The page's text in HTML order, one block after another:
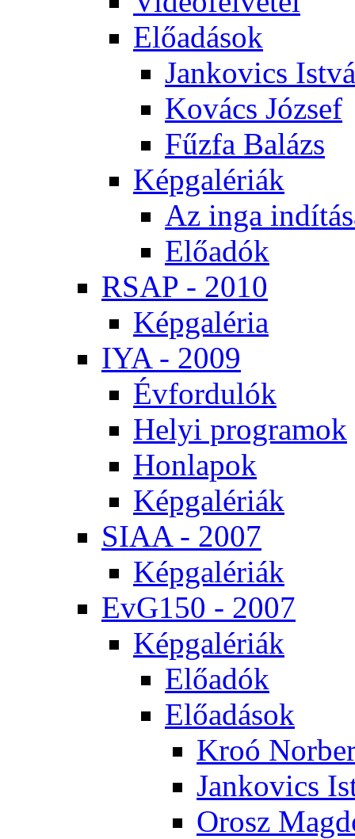
Elő­adá­sok
Jan­ko­vics
Ko­vács Jó­zsef
Fűz­fa Ba­lázs
Kép­ga­lé­ri­ák
Az in­ga
Elő­adók
RSAP - 2010
Kép­ga­lé­ria
IYA - 2009
Év­for­du­lók
He­lyi prog­ra­mok
Hon­la­pok
Kép­ga­lé­ri­ák
SI­AA - 2007
Kép­ga­lé­ri­ák
EvG150 - 2007
Kép­ga­lé­ri­ák
Elő­adók
Elő­adá­sok
Kroó
Jan­ko­vics
Orosz